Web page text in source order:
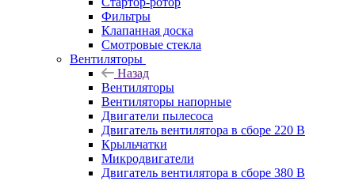
Фильтры
Клапанная доска
Смотровые стекла
Вентиляторы
Назад
Вентиляторы
Вентиляторы напорные
Двигатели пылесоса
Двигатель вентилятора в сборе 220 В
Крыльчатки
Микродвигатели
Двигатель вентилятора в сборе 380 В